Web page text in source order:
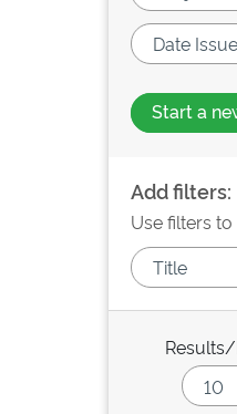
Start a
Add filters:
Use filters